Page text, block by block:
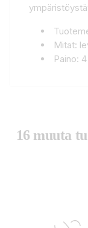
Mitat:
Paino:
16 muuta